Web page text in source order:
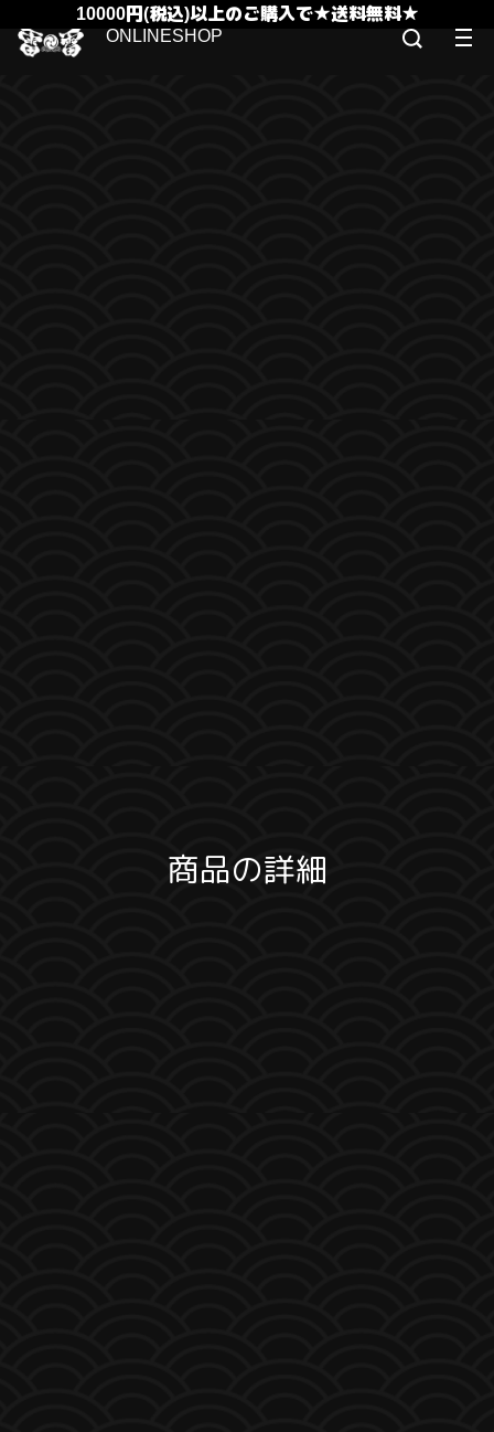
10000円(税込)以上のご購入で★送料無料★
商品の詳細
ONLINESHOP